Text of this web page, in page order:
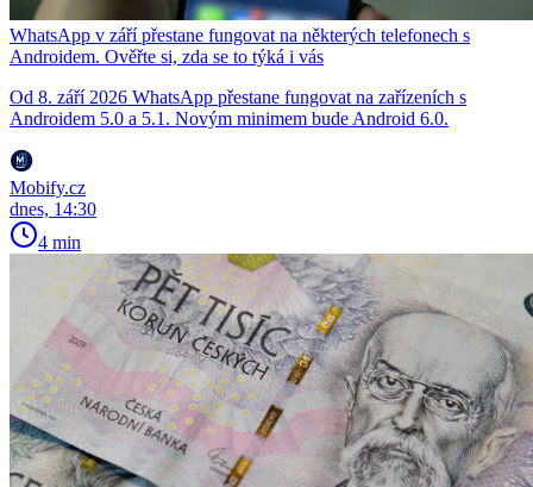
WhatsApp v září přestane fungovat na některých telefonech s
Androidem. Ověřte si, zda se to týká i vás
Od 8. září 2026 WhatsApp přestane fungovat na zařízeních s
Androidem 5.0 a 5.1. Novým minimem bude Android 6.0.
Mobify.cz
dnes, 14:30
4 min